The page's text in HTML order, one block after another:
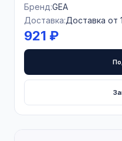
Бренд:GEA
Доставка:Доставка от
921 ₽